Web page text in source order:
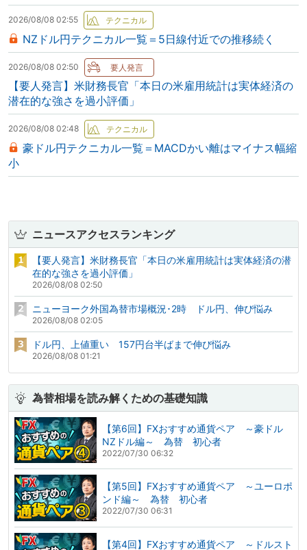
2026/08/08 02:55
NZドル円テクニカル一覧＝5日線付近での推移続く
2026/08/08 02:50
【要人発言】米財務長官「本日の米雇用統計は実体経済の
潜在的な強さを過小評価」
2026/08/08 02:48
豪ドル円テクニカル一覧＝MACDかい離はマイナス幅縮
小
ニュースアクセスランキング
【要人発言】米財務長官「本日の米雇用統計は実体経済の潜
在的な強さを過小評価」
2026/08/08 02:50
ニューヨーク外国為替市場概況･2時 ドル円、伸び悩み
2026/08/08 02:05
ドル円、上値重い 157円台半ばまで伸び悩み
2026/08/08 01:21
為替相場を読み解くための基礎知識
【第6回】FXおすすめ通貨ペア ～豪ドル
NZドル編～ 為替 初心者
2022/07/30 06:32
【第5回】FXおすすめ通貨ペア ～ユーロポ
ンド編～ 為替 初心者
2022/07/30 06:31
【第4回】FXおすすめ通貨ペア ～ドルスト